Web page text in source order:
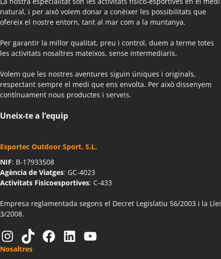
Activitats Família Amics Agullana
Colònies Escolars Agullana
Activitats Família Amics Aiguafreda
Activitats Teambuilding Empreses Aiguamúrcia
Activitats Família Amics Aiguamúrcia
Colònies Escolars Aiguamúrcia
Activitats Teambuilding Empreses Aiguaviva
Activitats Teambuilding Empreses Aín
Activitats Família Amics Aín
Colònies Escolars Aín
Activitats Teambuilding Empreses Aitona
Activitats Família Amics Aitona
Colònies Escolars Aitona
Activitats Teambuilding Empreses Alàs i Cerc
Activitats Família Amics Alàs i Cerc
Colònies Escolars Alàs i Cerc
natural, i per això volem donar a conèixer les possibilitats que
ofereix el nostre entorn, tant al mar com a la muntanya.
Per garantir la millor qualitat, preu i control, duem a terme totes
les activitats nosaltres mateixos, sense intermediaris.
Volem que les nostres aventures siguin úniques i originals,
respectant sempre el medi que ens envolta. Per això dissenyem
contínuament nous productes i serveis.
Uneix-te a l’equip
Esportec Outdoor Sport, S.L.
NIF: B-17933508
Agència de Viatges: GC-4023
Activitats Fisicoesportives: C-433
Empresa reglamentada segons el Decret Legislatiu 56/2003 i la Llei
3/2008.
Instagram TikTok Facebook LinkedIn YouTube
Nosaltres